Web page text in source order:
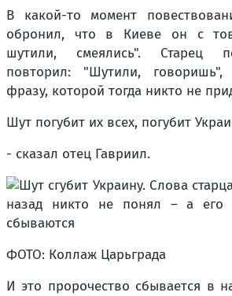
В какой-то момент
обронил, что в Киеве он с
шутили, смеялись". Старец
повторил: "Шутили,
фразу, которой тогда никто не
Шут погубит их всех, погубит
- сказал отец Гавриил.
ФОТО: Коллаж Царьграда
И это пророчество сбывается в